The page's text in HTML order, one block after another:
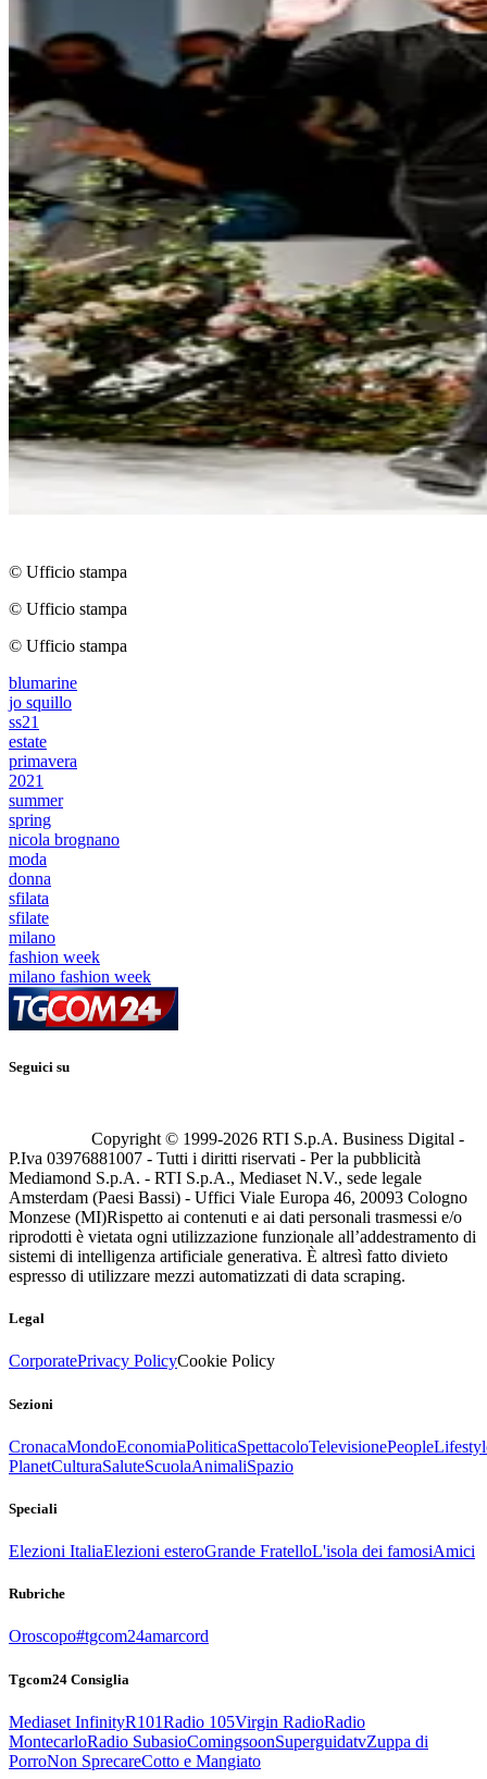
© Ufficio stampa
© Ufficio stampa
© Ufficio stampa
blumarine
jo squillo
ss21
estate
primavera
2021
summer
spring
nicola brognano
moda
donna
sfilata
sfilate
milano
fashion week
milano fashion week
Seguici su
Copyright © 1999-2026 RTI S.p.A. Business Digital -
P.Iva 03976881007 - Tutti i diritti riservati - Per la pubblicità
Mediamond S.p.A. - RTI S.p.A., Mediaset N.V., sede legale
Amsterdam (Paesi Bassi) - Uffici Viale Europa 46, 20093 Cologno
Monzese (MI)Rispetto ai contenuti e ai dati personali trasmessi e/o
riprodotti è vietata ogni utilizzazione funzionale all’addestramento di
sistemi di intelligenza artificiale generativa. È altresì fatto divieto
espresso di utilizzare mezzi automatizzati di data scraping.
Legal
CorporatePrivacy PolicyCookie Policy
Sezioni
CronacaMondoEconomiaPoliticaSpettacoloTelevisionePeople
PlanetCulturaSaluteScuolaAnimaliSpazio
Speciali
Elezioni ItaliaElezioni esteroGrande FratelloL'isola dei famosiAmici
Rubriche
Oroscopo#tgcom24amarcord
Tgcom24 Consiglia
Mediaset InfinityR101Radio 105Virgin RadioRadio
MontecarloRadio SubasioComingsoonSuperguidatvZuppa di
PorroNon SprecareCotto e Mangiato